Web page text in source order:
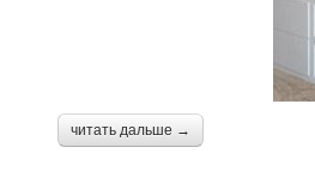
читать дальше →